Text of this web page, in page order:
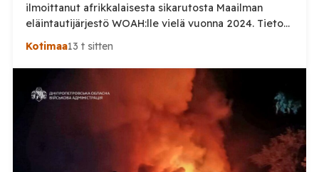
ilmoittanut afrikkalaisesta sikarutosta Maailman
eläintautijärjestö WOAH:lle vielä vuonna 2024. Tieto
haastaa kokoomuksen kansanedustaja Timo Heinosen
sikaruttoilmoituksista. Suomi on puolestaan
ilmoittanut tuoreesta Virolahden tapauksesta sekä
WOAH:n kautta että suoraan Venäjän
eläinlääkintäviranomaisille. Ruokavirasto kertoi Posi
TV:lle tarkempia tietoja Suomen ensimmäisestä
afrikkalaisen sikaruton tapauksesta sekä
eläintautitietojen vaihdosta […]
Kotimaa13 t sitten